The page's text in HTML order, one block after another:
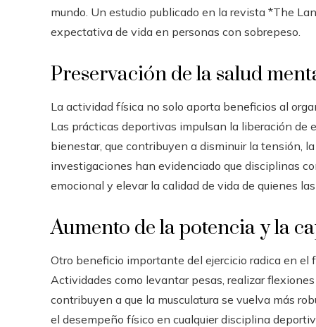
mundo. Un estudio publicado en la revista *The
expectativa de vida en personas con sobrepeso.
Preservación de la salud
La actividad física no solo aporta beneficios al
Las prácticas deportivas impulsan la liberación de
bienestar, que contribuyen a disminuir la tensión,
investigaciones han evidenciado que disciplinas
emocional y elevar la calidad de vida de quienes
Aumento de la potencia y la
Otro beneficio importante del ejercicio radica en
Actividades como levantar pesas, realizar
contribuyen a que la musculatura se vuelva más
el desempeño físico en cualquier disciplina